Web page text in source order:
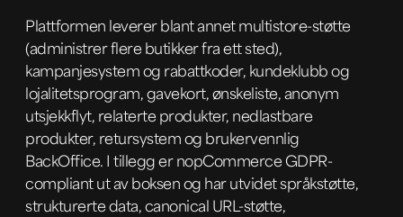
Plattformen leverer blant annet multistore-støtte
(administrer flere butikker fra ett sted),
kampanjesystem og rabattkoder, kundeklubb og
lojalitetsprogram, gavekort, ønskeliste, anonym
utsjekkflyt, relaterte produkter, nedlastbare
produkter, retursystem og brukervennlig
BackOffice. I tillegg er nopCommerce GDPR-
compliant ut av boksen og har utvidet språkstøtte,
strukturerte data, canonical URL-støtte,